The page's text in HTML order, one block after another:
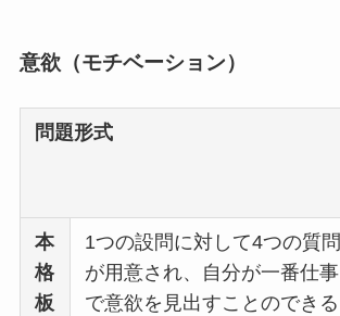
意欲（モチベーション）
問題形式
本
格
板
1つの設問に対して4つの質問
が用意され、自分が一番仕事
で意欲を見出すことのできる